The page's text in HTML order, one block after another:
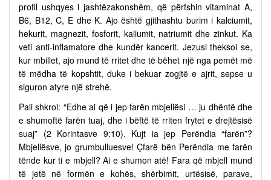
profil ushqyes i jashtëzakonshëm, që përfshin vitaminat A,
B6, B12, C, E dhe K. Ajo është gjithashtu burim i kalciumit,
hekurit, magnezit, fosforit, kaliumit, natriumit dhe zinkut. Ka
veti anti-inflamatore dhe kundër kancerit. Jezusi theksoi se,
kur mbillet, ajo mund të rritet dhe të bëhet një nga pemët më
të mëdha të kopshtit, duke i bekuar zogjtë e ajrit, sepse u
siguron atyre një strehë.
Pali shkroi: “Edhe ai që i jep farën mbjellësi … ju dhëntë dhe
e shumoftë farën tuaj, dhe i bëftë të rriten frytet e drejtësisë
suaj” (2 Korintasve 9:10). Kujt ia jep Perëndia “farën”?
Mbjellësve, jo grumbulluesve! Çfarë bën Perëndia me farën
tënde kur ti e mbjell? Ai e shumon atë! Fara që mbjell mund
të jetë në formën e kohës, shërbimit, urtësisë, parave,